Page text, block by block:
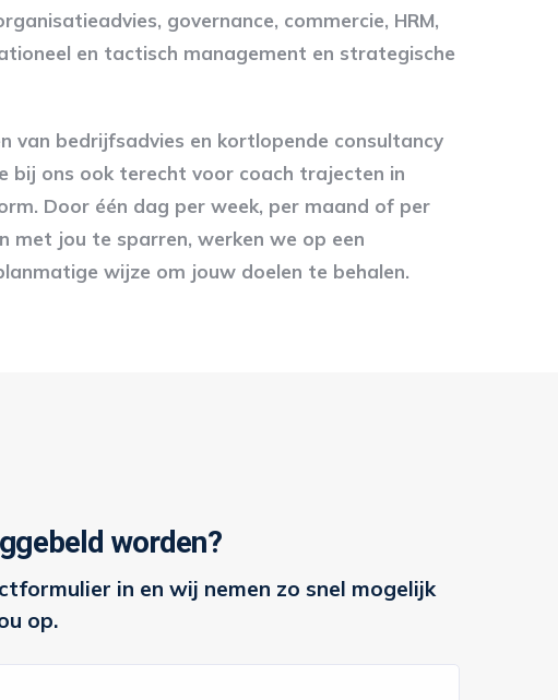
governance, commercie, HRM,
en tactisch management en strategische
van bedrijfsadvies en kortlopende consultancy
bij ons ook terecht voor coach trajecten in
Door één dag per week, per maand of per
met jou te sparren, werken we op een
wijze om jouw doelen te behalen.
worden?
in en wij nemen zo snel mogelijk
op.